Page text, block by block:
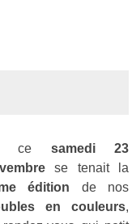
ce samedi 23
se tenait la
édition de nos
en couleurs,